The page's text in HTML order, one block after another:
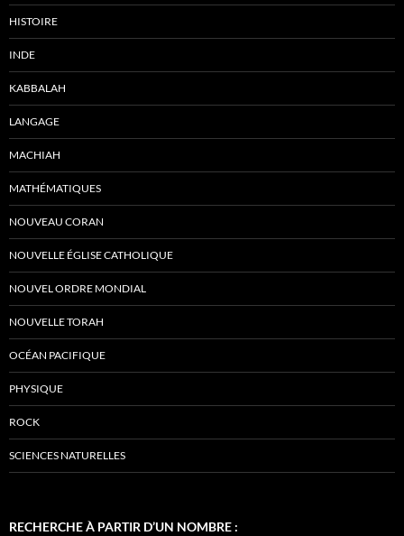
HISTOIRE
INDE
KABBALAH
LANGAGE
MACHIAH
MATHÉMATIQUES
NOUVEAU CORAN
NOUVELLE ÉGLISE CATHOLIQUE
NOUVEL ORDRE MONDIAL
NOUVELLE TORAH
OCÉAN PACIFIQUE
PHYSIQUE
ROCK
SCIENCES NATURELLES
RECHERCHE À PARTIR D’UN NOMBRE :